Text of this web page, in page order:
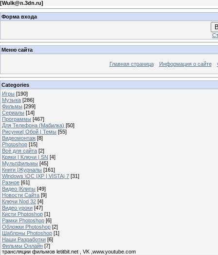
[Wulk@n.3dn.ru]
Форма входа
Меню сайта
Главная страница Информация о сайте
Categories
Игры [190]
Музыка [286]
Фильмы [299]
Сериалы [14]
Программы [467]
Для Телефона (Мабилка) [50]
Рисунки| Обой | Темы [55]
Видеомонтаж [8]
Photoshop [15]
Всё для сайта [2]
Кряки | Kлючи | SN [4]
Мультфильмы [45]
Книги |Журналы [161]
Windows \OC |XP | VISTA| 7 [31]
Разное [61]
Видео |Клипы [49]
Новости Сайта [9]
Ключи Nod 32 [4]
Видео уроки [47]
Кисти Photoshop [1]
Рамки Photoshop [6]
Обложки Photoshop [2]
Шаблоны Photoshop [1]
Наши Разработки [6]
Фильмы Онлайн [7]
трансляции фильмов letitbit.net , VK ,www.youtube.com